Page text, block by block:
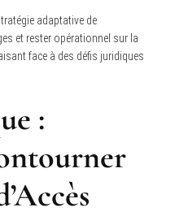
adaptative de
et rester opérationnel sur la
face à des défis juridiques
: